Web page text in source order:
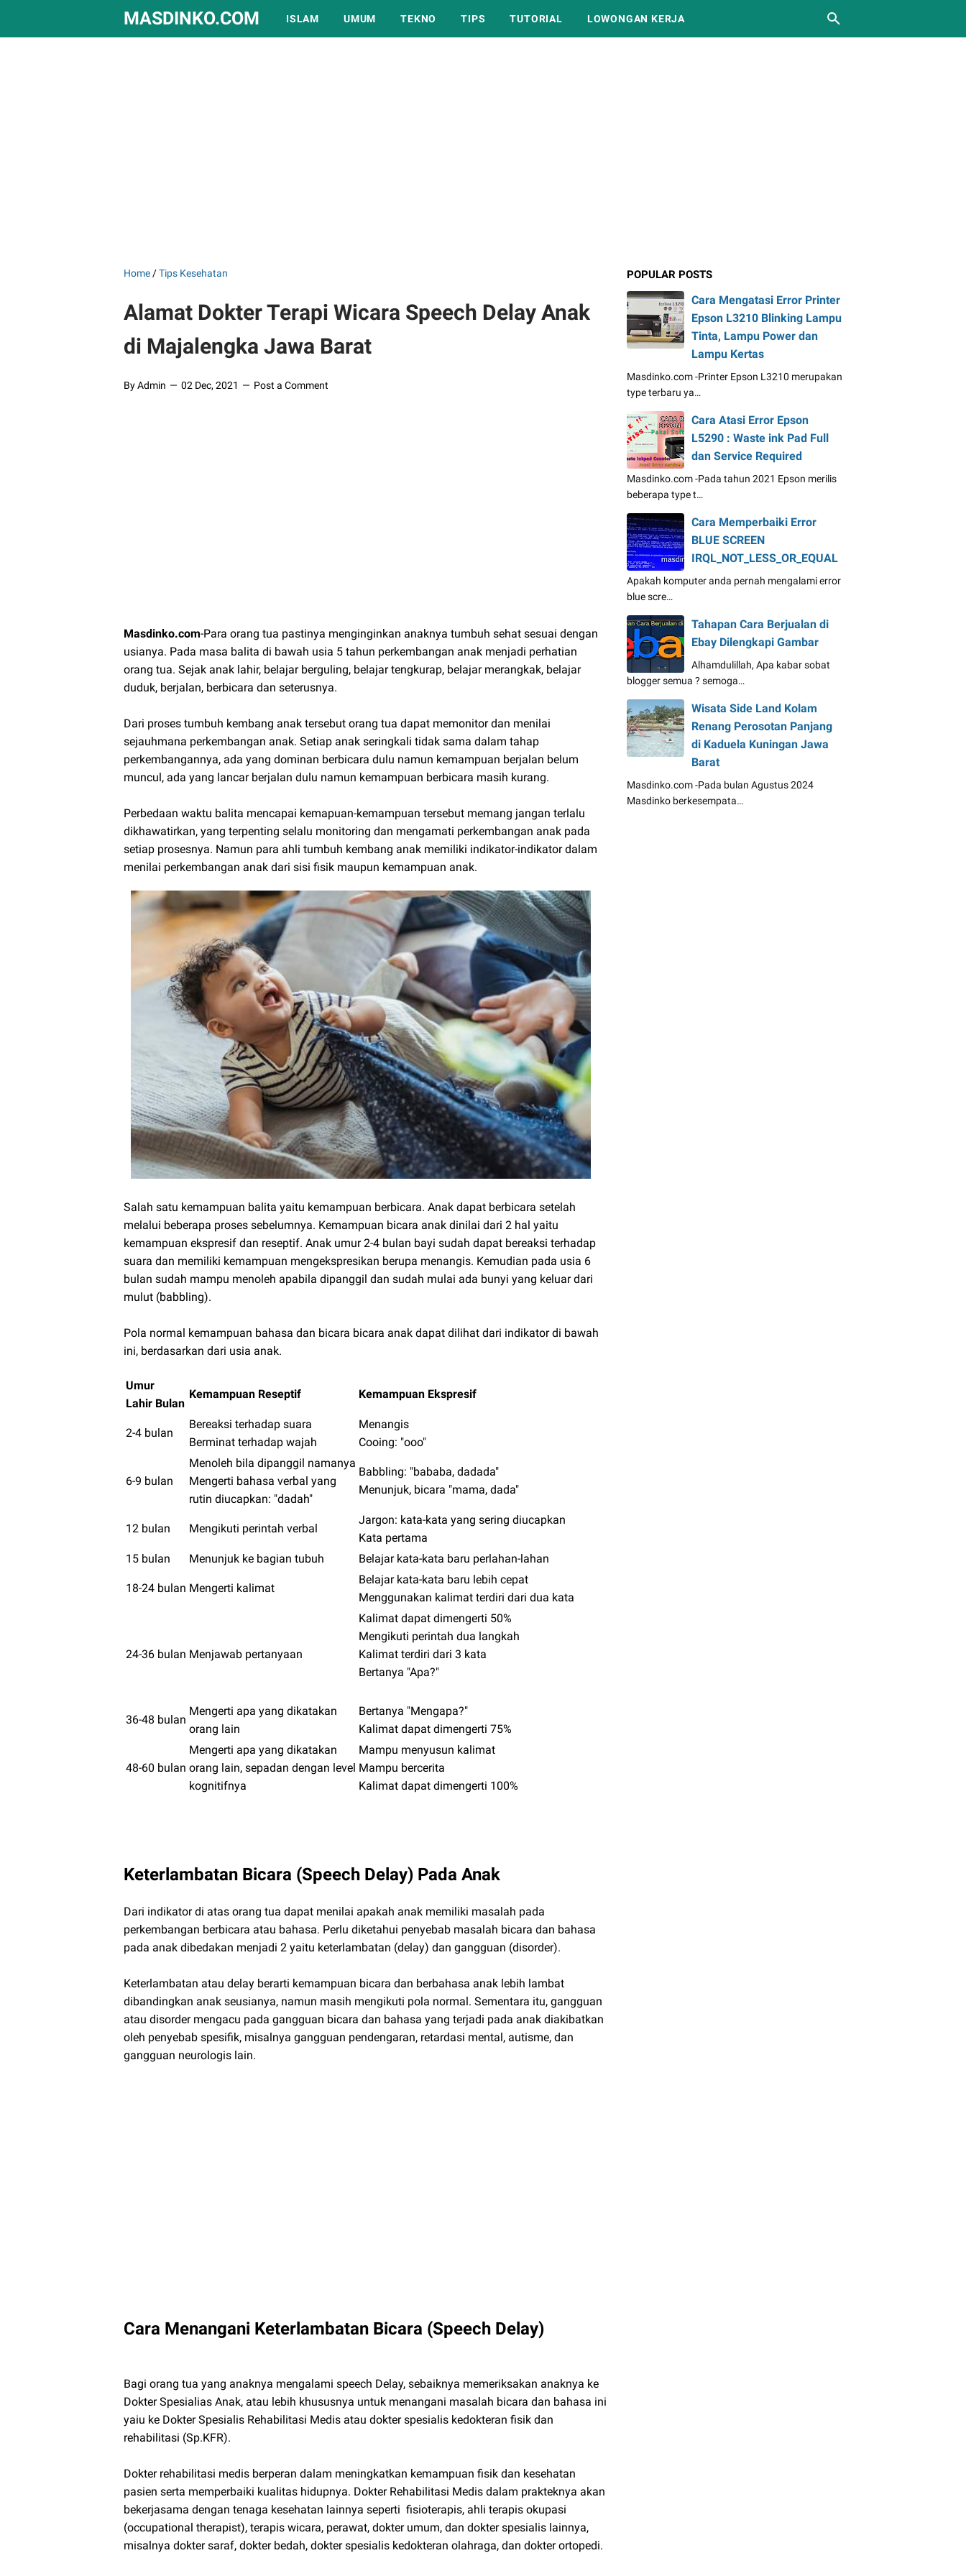
MASDINKO.COM ISLAM UMUM TEKNO TIPS TUTORIAL LOWONGAN KERJA
Home /Tips Kesehatan
Alamat Dokter Terapi Wicara Speech Delay Anak
di Majalengka Jawa Barat
By Admin 02 Dec, 2021 Post a Comment
Masdinko.com-Para orang tua pastinya menginginkan anaknya tumbuh sehat sesuai dengan
usianya. Pada masa balita di bawah usia 5 tahun perkembangan anak menjadi perhatian
orang tua. Sejak anak lahir, belajar berguling, belajar tengkurap, belajar merangkak, belajar
duduk, berjalan, berbicara dan seterusnya.
Dari proses tumbuh kembang anak tersebut orang tua dapat memonitor dan menilai
sejauhmana perkembangan anak. Setiap anak seringkali tidak sama dalam tahap
perkembangannya, ada yang dominan berbicara dulu namun kemampuan berjalan belum
muncul, ada yang lancar berjalan dulu namun kemampuan berbicara masih kurang.
Perbedaan waktu balita mencapai kemapuan-kemampuan tersebut memang jangan terlalu
dikhawatirkan, yang terpenting selalu monitoring dan mengamati perkembangan anak pada
setiap prosesnya. Namun para ahli tumbuh kembang anak memiliki indikator-indikator dalam
menilai perkembangan anak dari sisi fisik maupun kemampuan anak.
Salah satu kemampuan balita yaitu kemampuan berbicara. Anak dapat berbicara setelah
melalui beberapa proses sebelumnya. Kemampuan bicara anak dinilai dari 2 hal yaitu
kemampuan ekspresif dan reseptif. Anak umur 2-4 bulan bayi sudah dapat bereaksi terhadap
suara dan memiliki kemampuan mengekspresikan berupa menangis. Kemudian pada usia 6
bulan sudah mampu menoleh apabila dipanggil dan sudah mulai ada bunyi yang keluar dari
mulut (babbling).
Pola normal kemampuan bahasa dan bicara bicara anak dapat dilihat dari indikator di bawah
ini, berdasarkan dari usia anak.
Umur
Lahir Bulan
Kemampuan Reseptif Kemampuan Ekspresif
2-4 bulan
Bereaksi terhadap suara
Berminat terhadap wajah
Menangis
Cooing: "ooo"
6-9 bulan
Menoleh bila dipanggil namanya
Mengerti bahasa verbal yang
rutin diucapkan: "dadah"
Babbling: "bababa, dadada"
Menunjuk, bicara "mama, dada"
12 bulan Mengikuti perintah verbal
Jargon: kata-kata yang sering diucapkan
Kata pertama
15 bulan
Menunjuk ke bagian tubuh Belajar kata-kata baru perlahan-lahan
18-24 bulan Mengerti kalimat
Belajar kata-kata baru lebih cepat
Menggunakan kalimat terdiri dari dua kata
24-36 bulan Menjawab pertanyaan
Kalimat dapat dimengerti 50%
Mengikuti perintah dua langkah
Kalimat terdiri dari 3 kata
Bertanya "Apa?"
36-48 bulan
Mengerti apa yang dikatakan
orang lain
Bertanya "Mengapa?"
Kalimat dapat dimengerti 75%
48-60 bulan
Mengerti apa yang dikatakan
orang lain, sepadan dengan level
kognitifnya
Mampu menyusun kalimat
Mampu bercerita
Kalimat dapat dimengerti 100%
Keterlambatan Bicara (Speech Delay) Pada Anak
Dari indikator di atas orang tua dapat menilai apakah anak memiliki masalah pada
perkembangan berbicara atau bahasa. Perlu diketahui penyebab masalah bicara dan bahasa
pada anak dibedakan menjadi 2 yaitu keterlambatan (delay) dan gangguan (disorder).
Keterlambatan atau delay berarti kemampuan bicara dan berbahasa anak lebih lambat
dibandingkan anak seusianya, namun masih mengikuti pola normal. Sementara itu, gangguan
atau disorder mengacu pada gangguan bicara dan bahasa yang terjadi pada anak diakibatkan
oleh penyebab spesifik, misalnya gangguan pendengaran, retardasi mental, autisme, dan
gangguan neurologis lain.
Cara Menangani Keterlambatan Bicara (Speech Delay)
Bagi orang tua yang anaknya mengalami speech Delay, sebaiknya memeriksakan anaknya ke
Dokter Spesialias Anak, atau lebih khususnya untuk menangani masalah bicara dan bahasa ini
yaiu ke Dokter Spesialis Rehabilitasi Medis atau dokter spesialis kedokteran fisik dan
rehabilitasi (Sp.KFR).
Dokter rehabilitasi medis berperan dalam meningkatkan kemampuan fisik dan kesehatan
pasien serta memperbaiki kualitas hidupnya. Dokter Rehabilitasi Medis dalam prakteknya akan
bekerjasama dengan tenaga kesehatan lainnya seperti fisioterapis, ahli terapis okupasi
(occupational therapist), terapis wicara, perawat, dokter umum, dan dokter spesialis lainnya,
misalnya dokter saraf, dokter bedah, dokter spesialis kedokteran olahraga, dan dokter ortopedi.
POPULAR POSTS
Cara Mengatasi Error Printer
Epson L3210 Blinking Lampu
Tinta, Lampu Power dan
Lampu Kertas
Masdinko.com -Printer Epson L3210 merupakan
type terbaru ya…
Cara Atasi Error Epson
L5290 : Waste ink Pad Full
dan Service Required
Masdinko.com -Pada tahun 2021 Epson merilis
beberapa type t…
Cara Memperbaiki Error
BLUE SCREEN
IRQL_NOT_LESS_OR_EQUAL
Apakah komputer anda pernah mengalami error
blue scre…
Tahapan Cara Berjualan di
Ebay Dilengkapi Gambar
Alhamdulillah, Apa kabar sobat
blogger semua ? semoga…
Wisata Side Land Kolam
Renang Perosotan Panjang
di Kaduela Kuningan Jawa
Barat
Masdinko.com -Pada bulan Agustus 2024
Masdinko berkesempata…